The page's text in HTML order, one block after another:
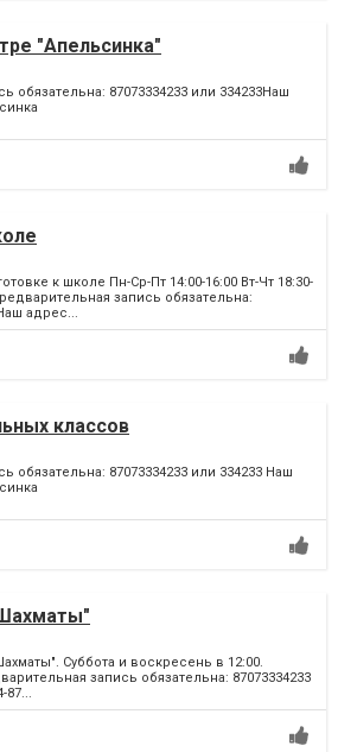
"Апельсинка"
обязательна: 87073334233 или 334233Наш
к школе Пн-Ср-Пт 14:00-16:00 Вт-Чт 18:30-
запись обязательна:
адрес...
классов
обязательна: 87073334233 или 334233 Наш
Суббота и воскресень в 12:00.
запись обязательна: 87073334233
87...